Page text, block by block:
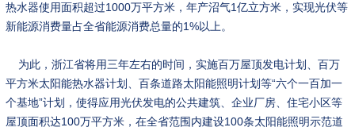
热水器使用面积超过1000万平方米，年产沼气1亿立方米，实现光伏等
新能源消费量占全省能源消费总量的1%以上。
为此，浙江省将用三年左右的时间，实施百万屋顶发电计划、百万
平方米太阳能热水器计划、百条道路太阳能照明计划等“六个一百加一
个基地”计划，使得应用光伏发电的公共建筑、企业厂房、住宅小区等
屋顶面积达100万平方米，在全省范围内建设100条太阳能照明示范道